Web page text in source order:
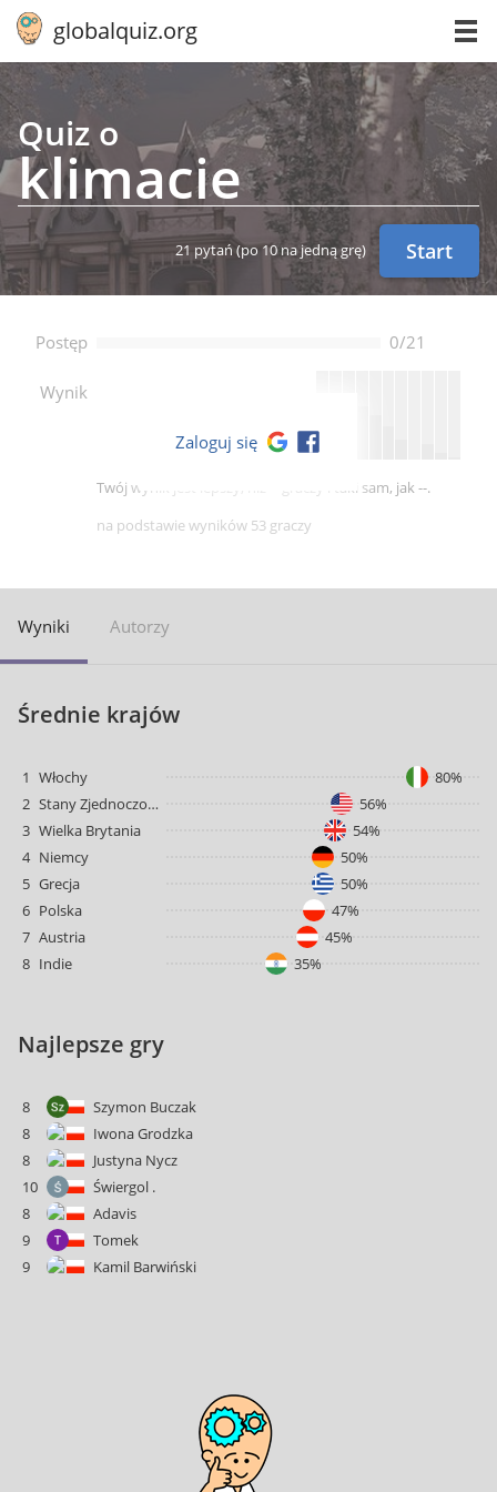
globalquiz.org
Quiz o
klimacie
21 pytań (po 10 na jedną grę) Start
Postęp 0/21
Wynik --
Twój wynik jest lepszy, niż -- graczy i taki sam, jak --.
na podstawie wyników 53 graczy
Zaloguj się
Wyniki Autorzy
Średnie krajów
1 Włochy
80%
2
Stany Zjednoczone
56%
3 Wielka Brytania
54%
4 Niemcy
50%
5 Grecja
50%
6 Polska
47%
7 Austria
45%
8 Indie 35%
Najlepsze gry
8
Szymon Buczak
8
Iwona Grodzka
8
Justyna Nycz
10
Świergol .
8
Adavis
9
Tomek
9
Kamil Barwiński